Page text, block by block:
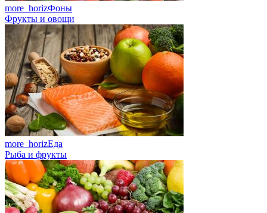
more_horizФоны
Фрукты и овощи
more_horizЕда
Рыба и фрукты